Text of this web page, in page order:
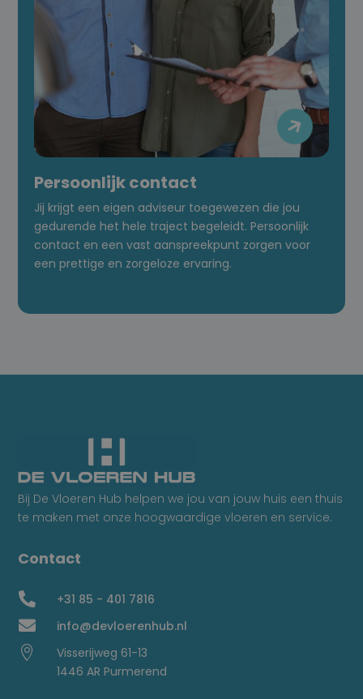

Persoonlijk contact
Jij krijgt een eigen adviseur toegewezen die jou
gedurende het hele traject begeleidt. Persoonlijk
contact en een vast aanspreekpunt zorgen voor
een prettige en zorgeloze ervaring.
Bij De Vloeren Hub helpen we jou van jouw huis een thuis
te maken met onze hoogwaardige vloeren en service.
Contact
 +31 85 - 401 7816
 info@devloerenhub.nl

Visserijweg 61-13
1446 AR Purmerend